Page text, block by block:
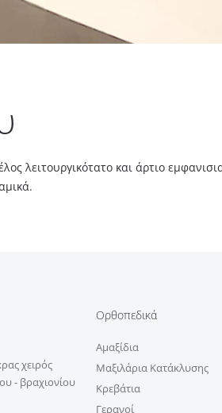
λειτουργικότατο και άρτιο
χειρός
- βραχιονίου
Ορθοπεδικά
Αμαξίδια
Μαξιλάρια Κατάκλυσης
Κρεβάτια
Γερανοί